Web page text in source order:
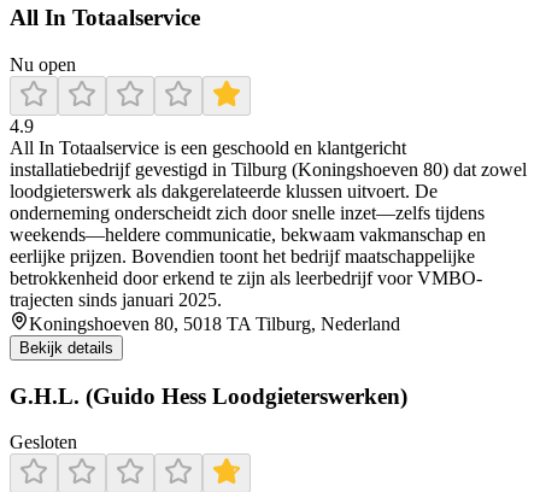
All In Totaalservice
Nu open
4.9
All In Totaalservice is een geschoold en klantgericht
installatiebedrijf gevestigd in Tilburg (Koningshoeven 80) dat zowel
loodgieterswerk als dakgerelateerde klussen uitvoert. De
onderneming onderscheidt zich door snelle inzet—zelfs tijdens
weekends—heldere communicatie, bekwaam vakmanschap en
eerlijke prijzen. Bovendien toont het bedrijf maatschappelijke
betrokkenheid door erkend te zijn als leerbedrijf voor VMBO-
trajecten sinds januari 2025.
Koningshoeven 80, 5018 TA Tilburg, Nederland
Bekijk details
G.H.L. (Guido Hess Loodgieterswerken)
Gesloten